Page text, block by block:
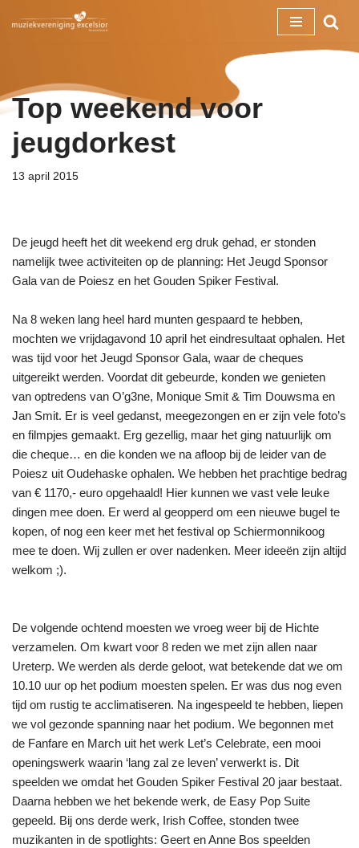
inhoud
Top weekend voor
jeugdorkest
13 april 2015
De jeugd heeft het dit weekend erg druk gehad, er stonden
namelijk twee activiteiten op de planning: Het Jeugd Sponsor
Gala van de Poiesz en het Gouden Spiker Festival.
Na 8 weken lang heel hard munten gespaard te hebben,
mochten we vrijdagavond 10 april het eindresultaat ophalen. Het
was tijd voor het Jeugd Sponsor Gala, waar de cheques
uitgereikt werden. Voordat dit gebeurde, konden we genieten
van optredens van O’g3ne, Monique Smit & Tim Douwsma en
Jan Smit. Er is veel gedanst, meegezongen en er zijn vele foto’s
en filmpjes gemaakt. Erg gezellig, maar het ging natuurlijk om
die cheque… en die konden we na afloop bij de leider van de
Poiesz uit Oudehaske ophalen. We hebben het prachtige bedrag
van € 1170,- euro opgehaald! Hier kunnen we vast vele leuke
dingen mee doen. Er werd al geopperd om een nieuwe bugel te
kopen, of nog een keer met het festival op Schiermonnikoog
mee te doen. Wij zullen er over nadenken. Meer ideeën zijn altijd
welkom ;).
De volgende ochtend moesten we vroeg weer bij de Hichte
verzamelen. Om kwart voor 8 reden we met zijn allen naar
Ureterp. We werden als derde geloot, wat betekende dat we om
10.10 uur op het podium moesten spelen. Er was dus nog even
tijd om rustig te acclimatiseren. Na ingespeeld te hebben, liepen
we vol gezonde spanning naar het podium. We begonnen met
de Fanfare en March uit het werk Let’s Celebrate, een mooi
openingswerk waarin ‘lang zal ze leven’ verwerkt is. Dit
speelden we omdat het Gouden Spiker Festival 20 jaar bestaat.
Daarna hebben we het bekende werk, de Easy Pop Suite
gepeeld. Bij ons derde werk, Irish Coffee, stonden twee
muzikanten in de spotlights: Geert en Anne Bos speelden